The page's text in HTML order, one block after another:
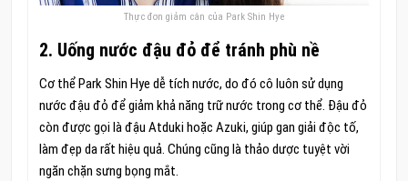
Thực đơn giảm cân của Park Shin Hye
2. Uống nước đậu đỏ để tránh phù nề
Cơ thể Park Shin Hye dễ tích nước, do đó cô luôn sử dụng
nước đậu đỏ để giảm khả năng trữ nước trong cơ thể. Đậu đỏ
còn được gọi là đậu Atduki hoặc Azuki, giúp gan giải độc tố,
làm đẹp da rất hiệu quả. Chúng cũng là thảo dược tuyệt vời
ngăn chặn sưng bọng mắt.